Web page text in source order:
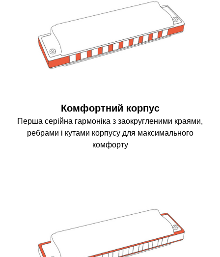
Комфортний корпус
Перша серійна гармоніка з заокругленими краями,
ребрами і кутами корпусу для максимального
комфорту